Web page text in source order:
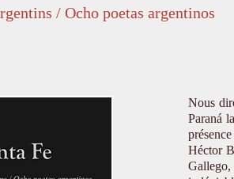
/ Ocho poetas argentinos
Nous
Paraná
Héctor